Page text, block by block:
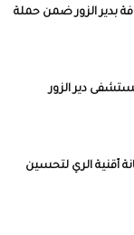
بدير الزور ضمن حملة
دير الزور
أقنية الري لتحسين